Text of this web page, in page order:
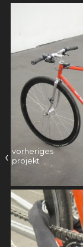
‹ vorheriges
projekt